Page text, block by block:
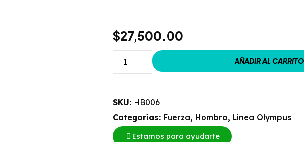
$27,500.00
AÑADIR AL CARRITO
SKU: HB006
Categorías: Fuerza, Hombro, Linea Olympus
Estamos para ayudarte